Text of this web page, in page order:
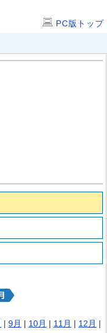
PC版トップ
| 9月 | 10月 | 11月 | 12月 |